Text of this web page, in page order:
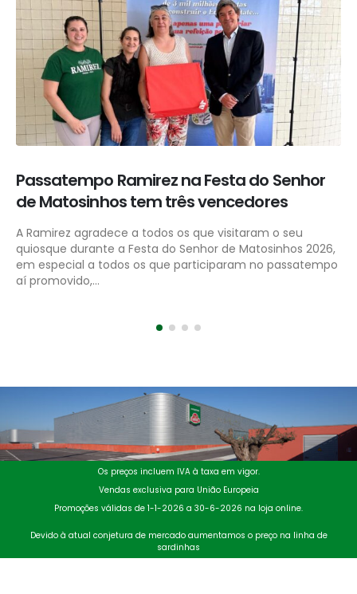
Ramirez associa-se à “Semana Mar Para
Sempre”
A Ramirez associa-se, uma vez mais, à “Semana Mar Para
Sempre”, promovida pelo Marine Stewardship Council
(MSC), que, este ano, decorre entre 2 e 8 de março. Esta
campanha tem...
Os preços incluem IVA à taxa em vigor.
Vendas exclusiva para União Europeia
Promoções válidas de 1-1-2026 a 30-6-2026 na loja online.
Devido à atual conjetura de mercado aumentamos o preço na linha de
sardinhas